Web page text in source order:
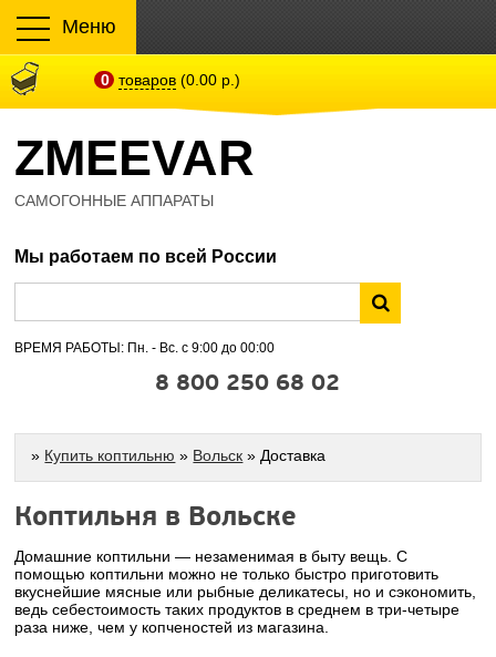
Меню
0 товаров (0.00 р.)
ZMEEVAR
САМОГОННЫЕ АППАРАТЫ
Мы работаем по всей России
ВРЕМЯ РАБОТЫ: Пн. - Вс. с 9:00 до 00:00
8 800 250 68 02
» Купить коптильню » Вольск » Доставка
Коптильня в Вольске
Домашние коптильни — незаменимая в быту вещь. С
помощью коптильни можно не только быстро приготовить
вкуснейшие мясные или рыбные деликатесы, но и сэкономить,
ведь себестоимость таких продуктов в среднем в три-четыре
раза ниже, чем у копченостей из магазина.